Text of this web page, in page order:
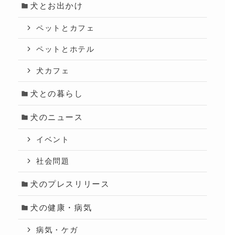
犬とお出かけ
ペットとカフェ
ペットとホテル
犬カフェ
犬との暮らし
犬のニュース
イベント
社会問題
犬のプレスリリース
犬の健康・病気
病気・ケガ